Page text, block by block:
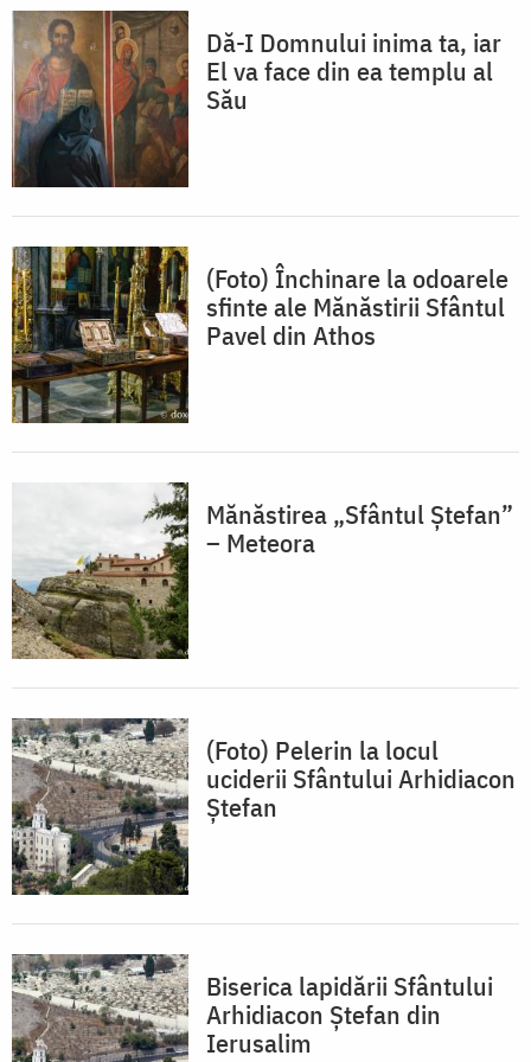
Dă-I Domnului inima ta, iar
El va face din ea templu al
Său
(Foto) Închinare la odoarele
sfinte ale Mănăstirii Sfântul
Pavel din Athos
Mănăstirea „Sfântul Ștefan”
– Meteora
(Foto) Pelerin la locul
uciderii Sfântului Arhidiacon
Ștefan
Biserica lapidării Sfântului
Arhidiacon Ștefan din
Ierusalim